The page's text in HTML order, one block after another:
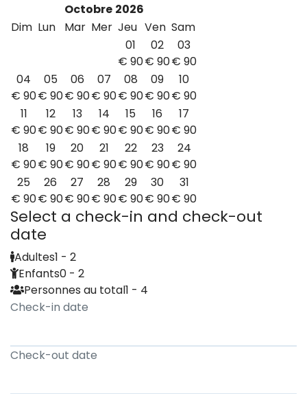
Octobre 2026
Dim Lun Mar Mer Jeu Ven Sam
01
€ 90
02
€ 90
03
€ 90
04
€ 90
05
€ 90
06
€ 90
07
€ 90
08
€ 90
09
€ 90
10
€ 90
11
€ 90
12
€ 90
13
€ 90
14
€ 90
15
€ 90
16
€ 90
17
€ 90
18
€ 90
19
€ 90
20
€ 90
21
€ 90
22
€ 90
23
€ 90
24
€ 90
25
€ 90
26
€ 90
27
€ 90
28
€ 90
29
€ 90
30
€ 90
31
€ 90
Select a check-in and check-out
date
Adultes1 - 2
Enfants0 - 2
Personnes au total1 - 4
Check-in date
Check-out date